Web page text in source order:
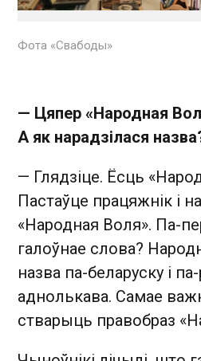
Фота «Свабоды»
— Цяпер «Народная
А як нарадзілася
— Глядзіце. Ёсць
Пастаўце працяжнік і
«Народная Воля». Па-
галоўнае слова?
назва па-беларуску і
аднолькава. Самае
стварыць правобраз